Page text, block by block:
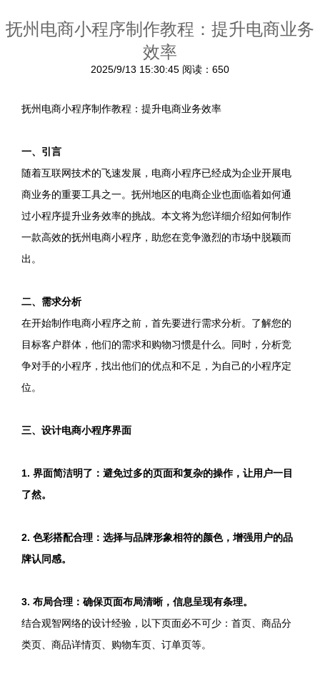
抚州电商小程序制作教程：提升电商业务
效率
2025/9/13 15:30:45 阅读：650
抚州电商小程序制作教程：提升电商业务效率
一、引言
随着互联网技术的飞速发展，电商小程序已经成为企业开展电
商业务的重要工具之一。抚州地区的电商企业也面临着如何通
过小程序提升业务效率的挑战。本文将为您详细介绍如何制作
一款高效的抚州电商小程序，助您在竞争激烈的市场中脱颖而
出。
二、需求分析
在开始制作电商小程序之前，首先要进行需求分析。了解您的
目标客户群体，他们的需求和购物习惯是什么。同时，分析竞
争对手的小程序，找出他们的优点和不足，为自己的小程序定
位。
三、设计电商小程序界面
1. 界面简洁明了：避免过多的页面和复杂的操作，让用户一目
了然。
2. 色彩搭配合理：选择与品牌形象相符的颜色，增强用户的品
牌认同感。
3. 布局合理：确保页面布局清晰，信息呈现有条理。
结合观智网络的设计经验，以下页面必不可少：首页、商品分
类页、商品详情页、购物车页、订单页等。